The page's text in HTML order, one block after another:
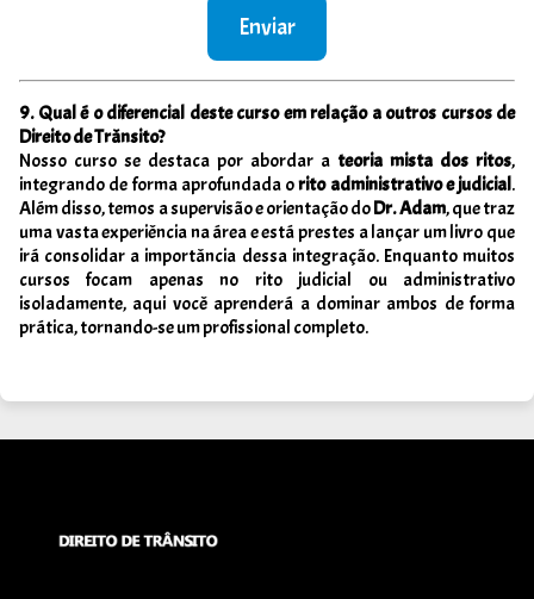
9. Qual é o diferencial deste curso em relação a outros cursos de
Direito de Trânsito?
Nosso curso se destaca por abordar a teoria mista dos ritos,
integrando de forma aprofundada orito administrativo e judicial.
Além disso, temos a supervisão e orientação doDr. Adam, que traz
uma vasta experiência na área e está prestes a lançar um livro que
irá consolidar a importância dessa integração. Enquanto muitos
cursos focam apenas no rito judicial ou administrativo
isoladamente, aqui você aprenderá a dominar ambos de forma
prática, tornando-se um profissional completo.